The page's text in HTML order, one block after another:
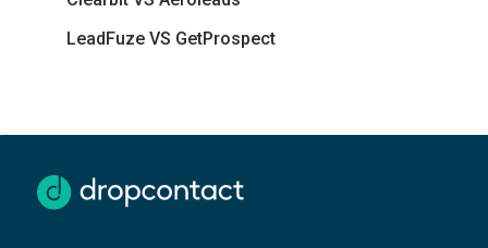
LeadFuze VS GetProspect